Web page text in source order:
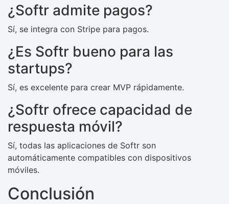
¿Softr admite pagos?
Sí, se integra con Stripe para pagos.
¿Es Softr bueno para las
startups?
Sí, es excelente para crear MVP rápidamente.
¿Softr ofrece capacidad de
respuesta móvil?
Sí, todas las aplicaciones de Softr son
automáticamente compatibles con dispositivos
móviles.
Conclusión